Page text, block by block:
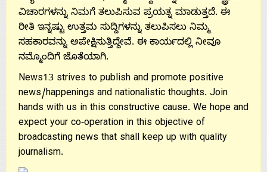
ವಿಚಾರಗಳನ್ನು ನಿಮಗೆ ತಲುಪಿಸುವ ಪ್ರಯತ್ನ ಮಾಡುತ್ತದೆ. ಈ
ರೀತಿ ಇನ್ನಷ್ಟು ಉತ್ತಮ ಸುದ್ದಿಗಳನ್ನು ತಲುಪಿಸಲು ನಿಮ್ಮ
ಸಹಕಾರವನ್ನು ಅಪೇಕ್ಷಿಸುತ್ತಿದ್ದೇವೆ. ಈ ಕಾರ್ಯದಲ್ಲಿ ನೀವೂ
ನಮ್ಮೊಂದಿಗೆ ಜೊತೆಯಾಗಿ.
News13 strives to publish and promote positive
news/happenings and nationalistic thoughts. Join
hands with us in this constructive cause. We hope and
expect your co-operation in this objective of
broadcasting news that shall keep up with quality
journalism.